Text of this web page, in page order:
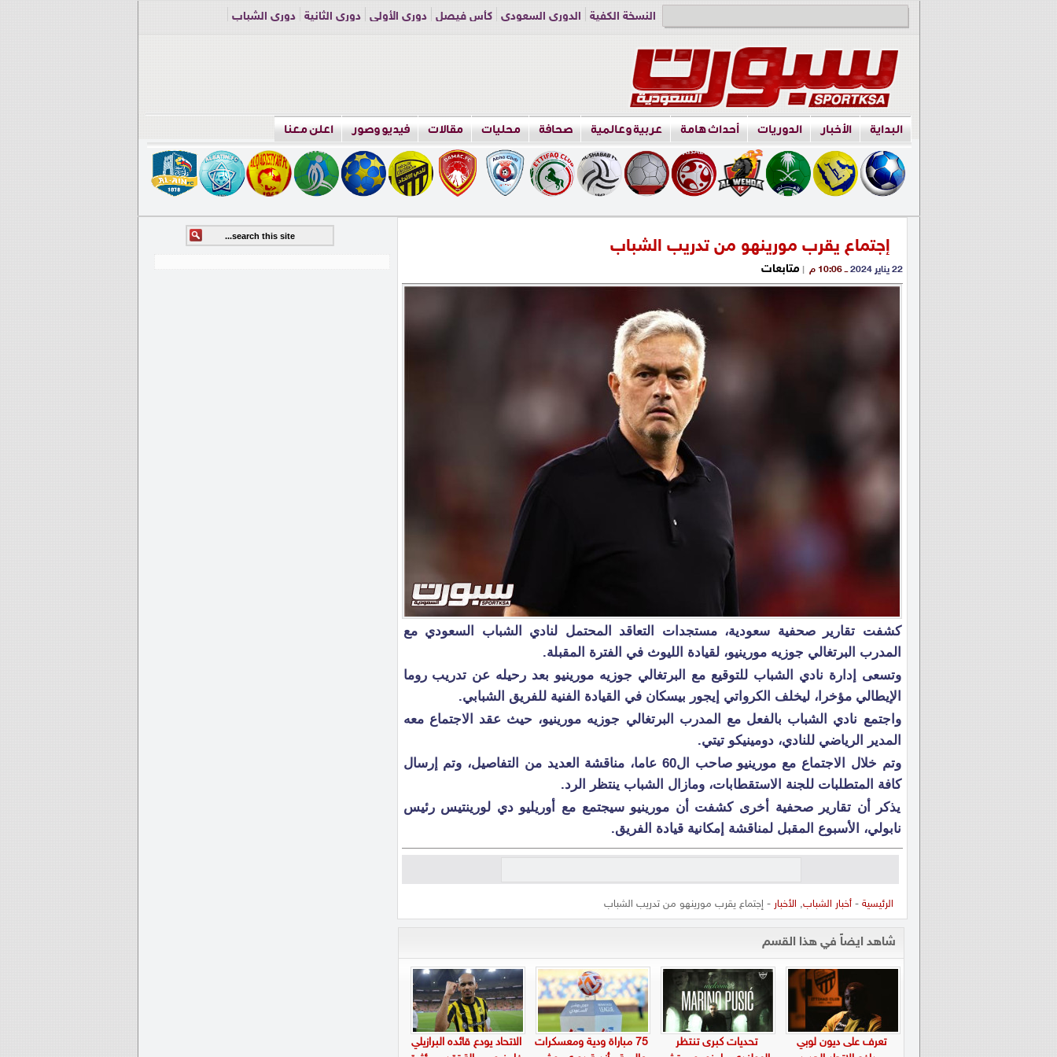
النسخة الكفية الدوري السعودي كأس فيصل دوري الأولى دوري الثانية
دوري الشباب
البداية الأخبار الدوريات أحداث هامة عربية وعالمية صحافة محليات مقالات فيديو وصور اعلن معنا
إجتماع يقرب مورينهو من تدريب الشباب
22 يناير 2024 ــ 10:06 م | متابعات
كشفت تقارير صحفية سعودية، مستجدات التعاقد المحتمل لنادي الشباب السعودي مع
المدرب البرتغالي جوزيه مورينيو، لقيادة الليوث في الفترة المقبلة.
وتسعى إدارة نادي الشباب للتوقيع مع البرتغالي جوزيه مورينيو بعد رحيله عن تدريب روما
الإيطالي مؤخرا، ليخلف الكرواتي إيجور بيسكان في القيادة الفنية للفريق الشبابي.
واجتمع نادي الشباب بالفعل مع المدرب البرتغالي جوزيه مورينيو، حيث عقد الاجتماع معه
المدير الرياضي للنادي، دومينيكو تيتي.
وتم خلال الاجتماع مع مورينيو صاحب ال60 عاما، مناقشة العديد من التفاصيل، وتم إرسال
كافة المتطلبات للجنة الاستقطابات، ومازال الشباب ينتظر الرد.
يذكر أن تقارير صحفية أخرى كشفت أن مورينيو سيجتمع مع أوريليو دي لورينتيس رئيس
نابولي، الأسبوع المقبل لمناقشة إمكانية قيادة الفريق.
الرئيسية -أخبار الشباب, الأخبار - إجتماع يقرب مورينهو من تدريب الشباب
شاهد ايضاً في هذا القسم
تعرف على ديون لوبي
تحديات كبرى تنتظر
75 مباراة ودية ومعسكرات
الاتحاد يودع قائده البرازيلي